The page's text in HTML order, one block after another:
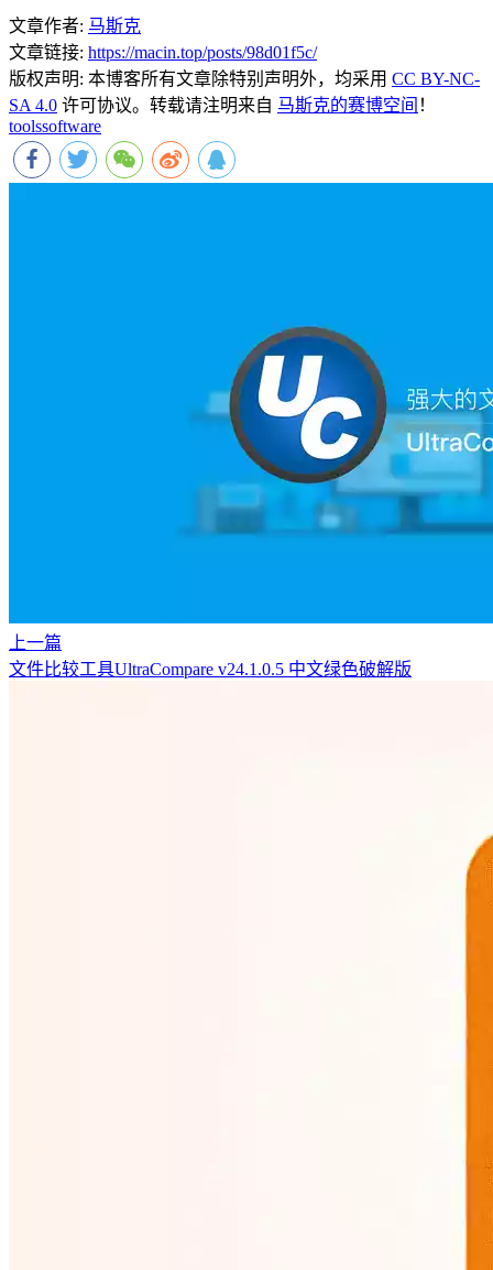
文章作者: 马斯克
文章链接: https://macin.top/posts/98d01f5c/
版权声明: 本博客所有文章除特别声明外，均采用 CC BY-NC-
SA 4.0 许可协议。转载请注明来自 马斯克的赛博空间 ！
toolssoftware
上一篇
文件比较工具UltraCompare v24.1.0.5 中文绿色破解版